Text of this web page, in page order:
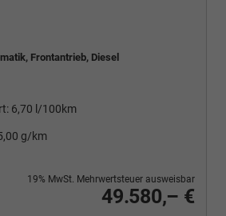
Frontantrieb, Diesel
6,70 l/100km
g/km
49.580,– €
19% MwSt. Mehrwertsteuer ausweisbar